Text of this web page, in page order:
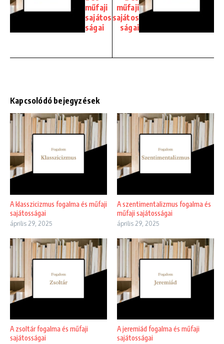
műfaji
sajátos
ságai
műfaji
sajátos
ságai
Kapcsolódó bejegyzések
A klasszicizmus fogalma és műfaji
sajátosságai
április 29, 2025
A szentimentalizmus fogalma és
műfaji sajátosságai
április 29, 2025
A zsoltár fogalma és műfaji
sajátosságai
A jeremiád fogalma és műfaji
sajátosságai